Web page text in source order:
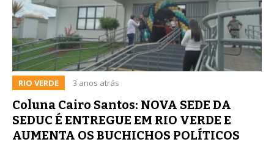
RIO VERDE 3 anos atrás
Coluna Cairo Santos: NOVA SEDE DA
SEDUC É ENTREGUE EM RIO VERDE E
AUMENTA OS BUCHICHOS POLÍTICOS